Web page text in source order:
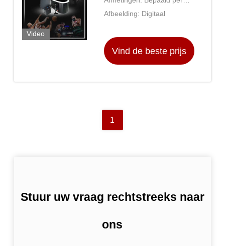
Video
model
Afbeelding: Digitaal
Vind de beste prijs
1
Stuur uw vraag rechtstreeks naar
ons